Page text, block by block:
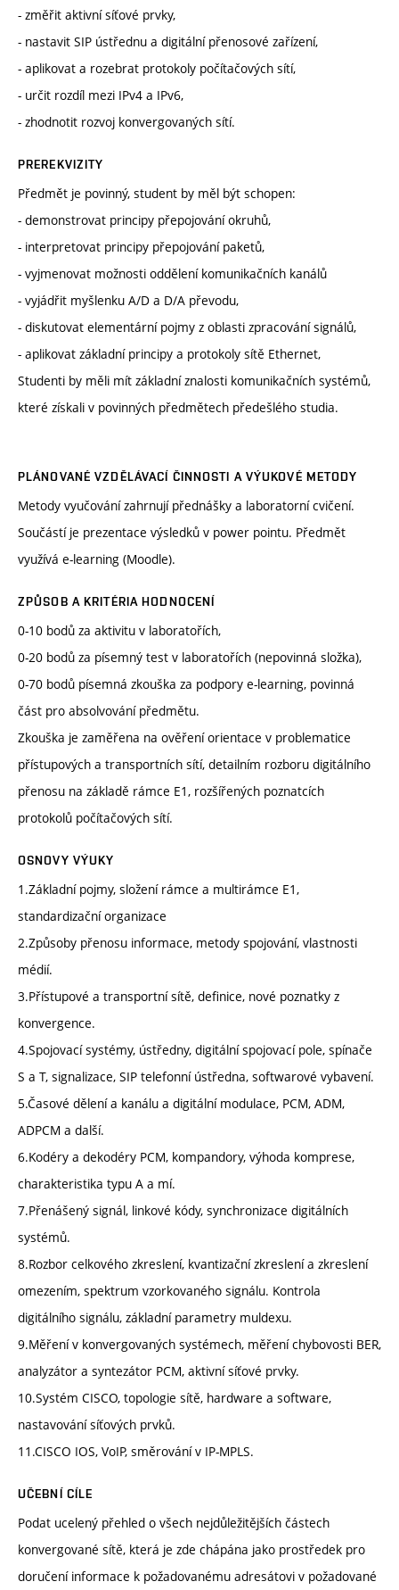
- změřit aktivní síťové prvky,
- nastavit SIP ústřednu a digitální přenosové zařízení,
- aplikovat a rozebrat protokoly počítačových sítí,
- určit rozdíl mezi IPv4 a IPv6,
- zhodnotit rozvoj konvergovaných sítí.
PREREKVIZITY
Předmět je povinný, student by měl být schopen:
- demonstrovat principy přepojování okruhů,
- interpretovat principy přepojování paketů,
- vyjmenovat možnosti oddělení komunikačních kanálů
- vyjádřit myšlenku A/D a D/A převodu,
- diskutovat elementární pojmy z oblasti zpracování signálů,
- aplikovat základní principy a protokoly sítě Ethernet,
Studenti by měli mít základní znalosti komunikačních systémů,
které získali v povinných předmětech předešlého studia.
PLÁNOVANÉ VZDĚLÁVACÍ ČINNOSTI A VÝUKOVÉ METODY
Metody vyučování zahrnují přednášky a laboratorní cvičení.
Součástí je prezentace výsledků v power pointu. Předmět
využívá e-learning (Moodle).
ZPŮSOB A KRITÉRIA HODNOCENÍ
0-10 bodů za aktivitu v laboratořích,
0-20 bodů za písemný test v laboratořích (nepovinná složka),
0-70 bodů písemná zkouška za podpory e-learning, povinná
část pro absolvování předmětu.
Zkouška je zaměřena na ověření orientace v problematice
přístupových a transportních sítí, detailním rozboru digitálního
přenosu na základě rámce E1, rozšířených poznatcích
protokolů počítačových sítí.
OSNOVY VÝUKY
1.Základní pojmy, složení rámce a multirámce E1,
standardizační organizace
2.Způsoby přenosu informace, metody spojování, vlastnosti
médií.
3.Přístupové a transportní sítě, definice, nové poznatky z
konvergence.
4.Spojovací systémy, ústředny, digitální spojovací pole, spínače
S a T, signalizace, SIP telefonní ústředna, softwarové vybavení.
5.Časové dělení a kanálu a digitální modulace, PCM, ADM,
ADPCM a další.
6.Kodéry a dekodéry PCM, kompandory, výhoda komprese,
charakteristika typu A a mí.
7.Přenášený signál, linkové kódy, synchronizace digitálních
systémů.
8.Rozbor celkového zkreslení, kvantizační zkreslení a zkreslení
omezením, spektrum vzorkovaného signálu. Kontrola
digitálního signálu, základní parametry muldexu.
9.Měření v konvergovaných systémech, měření chybovosti BER,
analyzátor a syntezátor PCM, aktivní síťové prvky.
10.Systém CISCO, topologie sítě, hardware a software,
nastavování síťových prvků.
11.CISCO IOS, VoIP, směrování v IP-MPLS.
UČEBNÍ CÍLE
Podat ucelený přehled o všech nejdůležitějších částech
konvergované sítě, která je zde chápána jako prostředek pro
doručení informace k požadovanému adresátovi v požadované